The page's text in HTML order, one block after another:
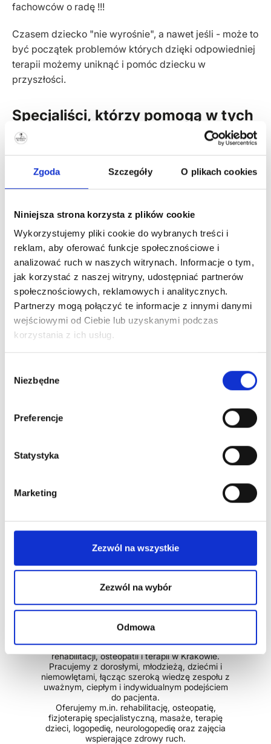
Zgoda Szczegóły O plikach cookies
Niniejsza strona korzysta z plików cookie
Wykorzystujemy pliki cookie do wybranych treści i
reklam, aby oferować funkcje społecznościowe i
analizować ruch w naszych witrynach. Informacje o tym,
jak korzystać z naszej witryny, udostępniać partnerów
społecznościowych, reklamowych i analitycznych.
Partnerzy mogą połączyć te informacje z innymi danymi
wejściowymi od Ciebie lub uzyskanymi podczas
korzystania z ich usług.
zgody
Niezbędne
Preferencje
Statystyka
Marketing
Zezwól na wszystkie
Zezwól na wybór
Odmowa
fachowców o radę !!!
Czasem dziecko "nie wyrośnie", a nawet jeśli - może to
być początek problemów których dzięki odpowiedniej
terapii możemy uniknąć i pomóc dziecku w
przyszłości.
Specjaliści, którzy pomogą w tych
dolegliwościach
mgr Anna Bełdowska
Umów się na wizytę:
Be Active to wielospecjalistyczne centrum
rehabilitacji, osteopatii i terapii w Krakowie.
Pracujemy z dorosłymi, młodzieżą, dziećmi i
niemowlętami, łącząc szeroką wiedzę zespołu z
uważnym, ciepłym i indywidualnym podejściem
do pacjenta.
Oferujemy m.in. rehabilitację, osteopatię,
fizjoterapię specjalistyczną, masaże, terapię
dzieci, logopedię, neurologopedię oraz zajęcia
wspierające zdrowy ruch.